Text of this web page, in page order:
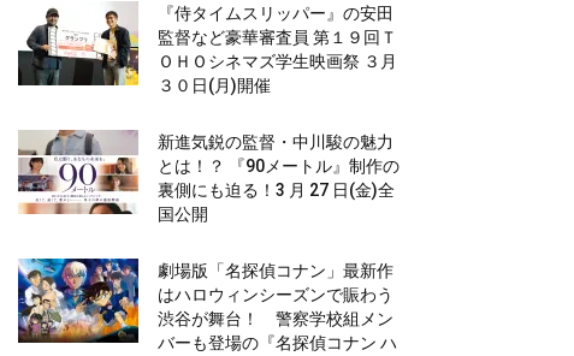
『侍タイムスリッパー』の安田
監督など豪華審査員 第１９回Ｔ
ＯＨＯシネマズ学生映画祭 ３月
３０日(月)開催
新進気鋭の監督・中川駿の魅力
とは！？ 『90メートル』制作の
裏側にも迫る！3 月 27 日(金)全
国公開
劇場版「名探偵コナン」最新作
はハロウィンシーズンで賑わう
渋谷が舞台！ 警察学校組メン
バーも登場の『名探偵コナン ハ